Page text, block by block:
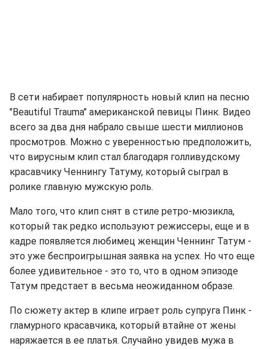
В сети набирает популярность новый клип на песню
"Beautiful Trauma" американской певицы Пинк. Видео
всего за два дня набрало свыше шести миллионов
просмотров. Можно с уверенностью предположить,
что вирусным клип стал благодаря голливудскому
красавчику Ченнингу Татуму, который сыграл в
ролике главную мужскую роль.
Мало того, что клип снят в стиле ретро-мюзикла,
который так редко используют режиссеры, еще и в
кадре появляется любимец женщин Ченнинг Татум -
это уже беспроигрышная заявка на успех. Но что еще
более удивительное - это то, что в одном эпизоде
Татум предстает в весьма неожиданном образе.
По сюжету актер в клипе играет роль супруга Пинк -
гламурного красавчика, который втайне от жены
наряжается в ее платья. Случайно увидев мужа в